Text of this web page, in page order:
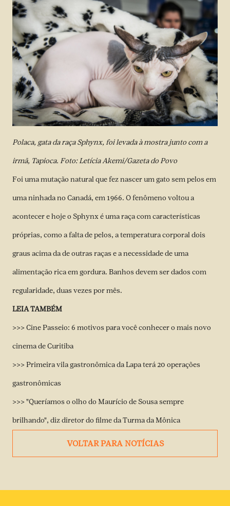
Polaca, gata da raça Sphynx, foi levada à mostra junto com a
irmã, Tapioca. Foto: Letícia Akemi/Gazeta do Povo
Foi uma mutação natural que fez nascer um gato sem pelos em
uma ninhada no Canadá, em 1966. O fenômeno voltou a
acontecer e hoje o Sphynx é uma raça com características
próprias, como a falta de pelos, a temperatura corporal dois
graus acima da de outras raças e a necessidade de uma
alimentação rica em gordura. Banhos devem ser dados com
regularidade, duas vezes por mês.
LEIA TAMBÉM
>>> Cine Passeio: 6 motivos para você conhecer o mais novo
cinema de Curitiba
>>> Primeira vila gastronômica da Lapa terá 20 operações
gastronômicas
>>> "Queríamos o olho do Maurício de Sousa sempre
brilhando", diz diretor do filme da Turma da Mônica
VOLTAR PARA NOTÍCIAS